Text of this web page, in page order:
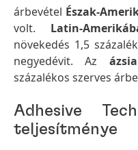
árbevétel Észak-
volt. Latin-
növekedés 1,5
negyedévit. Az
százalékos szerves
Adhesive
teljesítménye